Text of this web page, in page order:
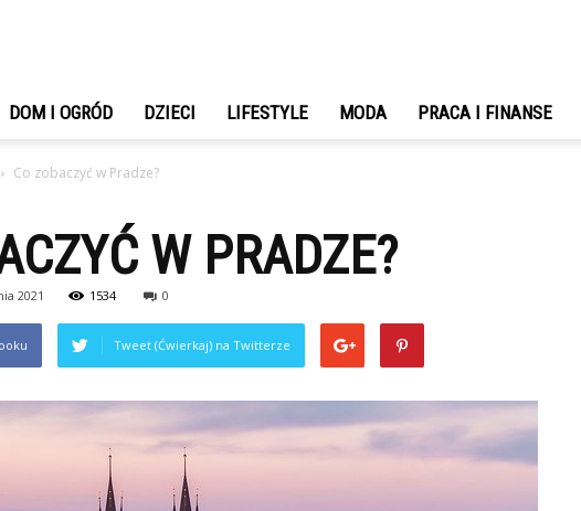
DOM I OGRÓD DZIECI LIFESTYLE MODA PRACA I FINANSE
Co zobaczyć w Pradze?
W PRADZE?
2021 1534 0
Tweet (Ćwierkaj) na Twitterze